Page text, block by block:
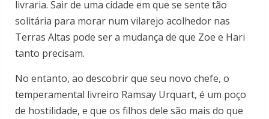
livraria. Sair de uma cidade em que se sente tão
solitária para morar num vilarejo acolhedor nas
Terras Altas pode ser a mudança de que Zoe e Hari
tanto precisam.
No entanto, ao descobrir que seu novo chefe, o
temperamental livreiro Ramsay Urquart, é um poço
de hostilidade, e que os filhos dele são mais do que